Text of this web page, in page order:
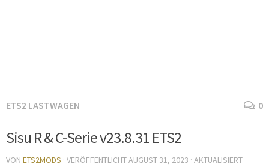
ETS2 LASTWAGEN 0
Sisu R & C-Serie v23.8.31 ETS2
VON ETS2MODS · VERÖFFENTLICHTAUGUST 31, 2023 · AKTUALISIERT